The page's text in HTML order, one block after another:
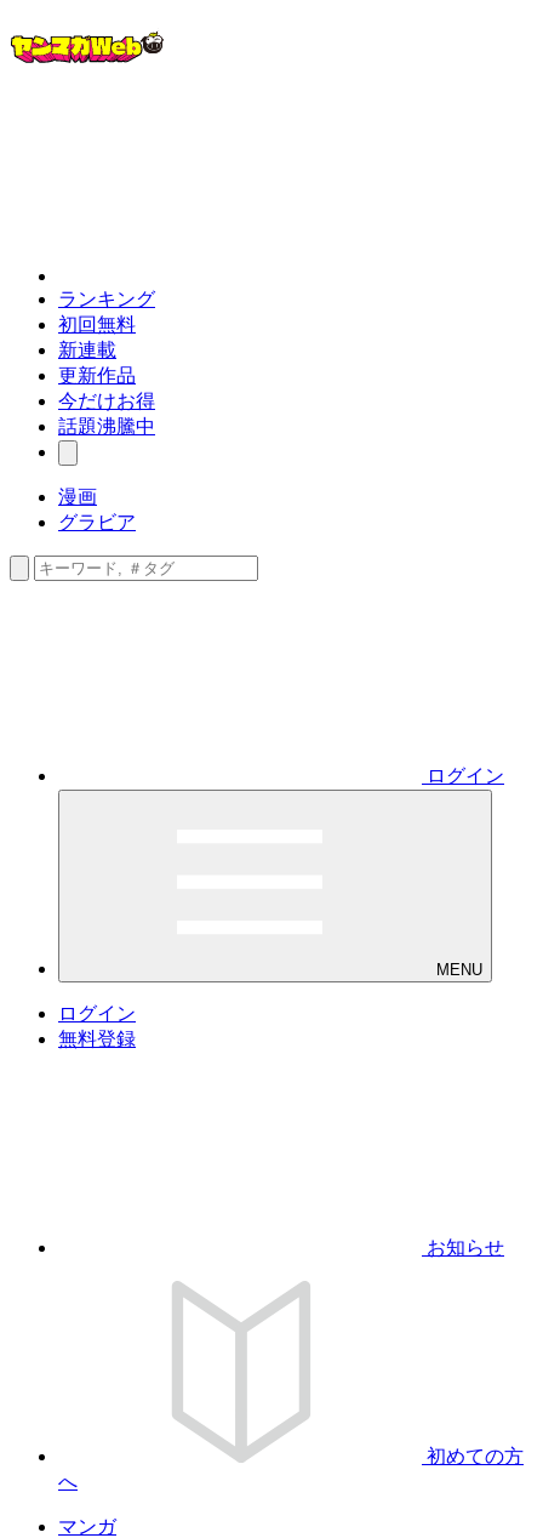
ランキング
初回無料
新連載
更新作品
今だけお得
話題沸騰中
漫画
グラビア
ログイン
MENU
ログイン
無料登録
お知らせ
初めての方
へ
マンガ